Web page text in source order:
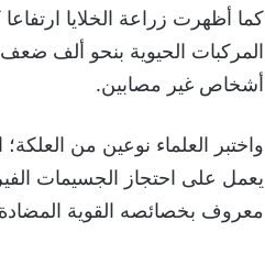
كما أظهرت زراعة الخلايا
المركبات الحيوية بنحو ألف
أشخاص غير مصابين.
معروف بخصائصه القوية